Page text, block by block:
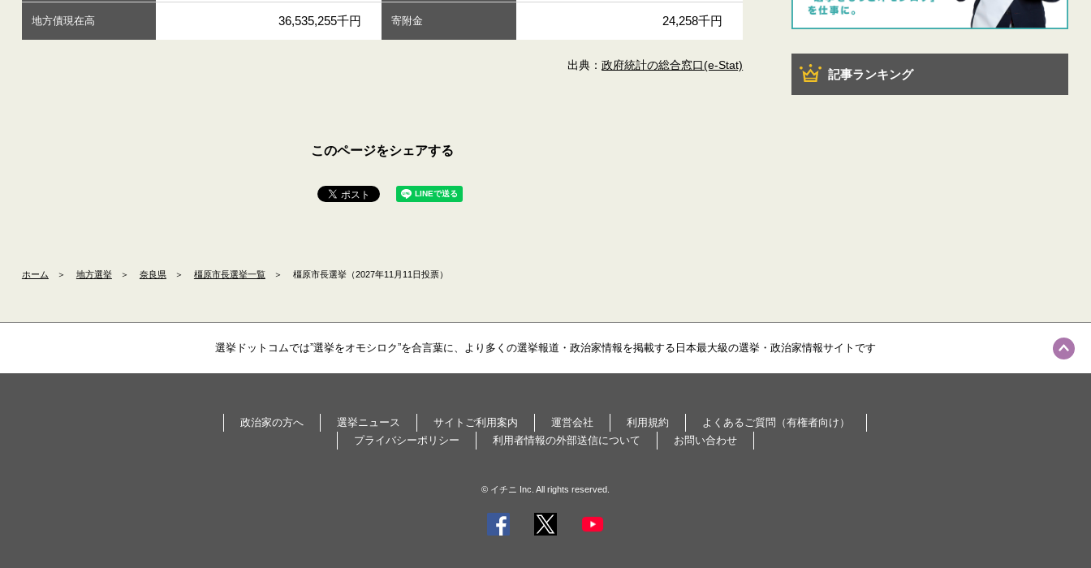
地方債現在高 36,535,255千円 寄附金 24,258千円
出典：政府統計の総合窓口(e-Stat)
このページをシェアする
記事ランキング
ホーム ＞ 地方選挙 ＞ 奈良県 ＞ 橿原市長選挙一覧 ＞ 橿原市長選挙（2027年11月11日投票）
選挙ドットコムでは”選挙をオモシロク”を合言葉に、より多くの選挙報道・政治家情報を掲載する日本最大級の選挙・政治家情報サイトです
政治家の方へ 選挙ニュース サイトご利用案内 運営会社 利用規約
よくあるご質問（有権者向け）
プライバシーポリシー
利用者情報の外部送信について お問い合わせ
© イチニ Inc. All rights reserved.